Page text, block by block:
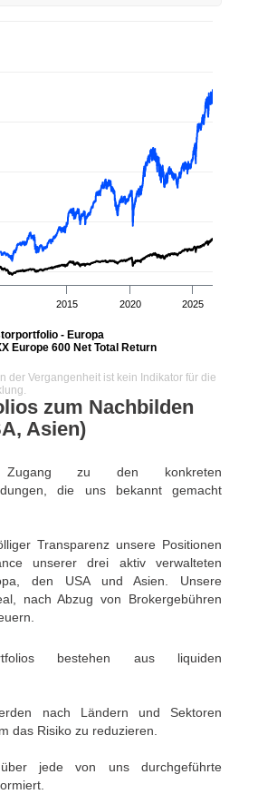
zum Nachbilden
Asien)
zu den konkreten
die uns bekannt gemacht
Transparenz unsere Positionen
unserer drei aktiv verwalteten
den USA und Asien. Unsere
nach Abzug von Brokergebühren
bestehen aus liquiden
nach Ländern und Sektoren
das Risiko zu reduzieren.
jede von uns durchgeführte
- Europa
Europe 600 Net Total Return
2015 2020 2025
der Vergangenheit ist kein Indikator für die